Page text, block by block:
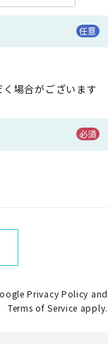
任意
場合がございます
必須
Privacy Policy and
Terms of Service apply.